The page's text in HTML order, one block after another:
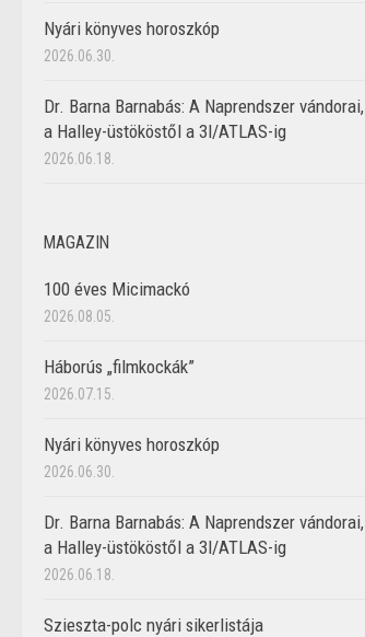
Nyári könyves horoszkóp
2026.06.30.
Dr. Barna Barnabás: A Naprendszer vándorai,
a Halley-üstököstől a 3I/ATLAS-ig
2026.06.18.
MAGAZIN
100 éves Micimackó
2026.08.05.
Háborús „filmkockák”
2026.07.15.
Nyári könyves horoszkóp
2026.06.30.
Dr. Barna Barnabás: A Naprendszer vándorai,
a Halley-üstököstől a 3I/ATLAS-ig
2026.06.18.
Szieszta-polc nyári sikerlistája